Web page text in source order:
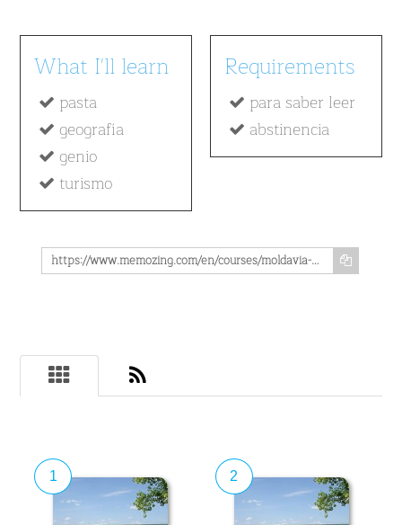
What I'll learn
pasta
geografía
genio
turismo
Requirements
para saber leer
abstinencia
https://www.memozing.com/en/courses/moldavia-ba4ccdebcc83054de4da2fc
1 2